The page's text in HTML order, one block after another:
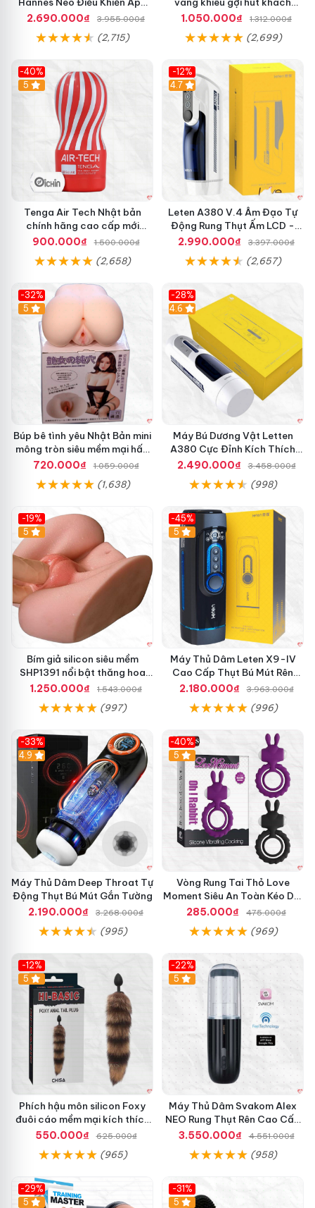
Kích Thích
2.690.000₫ 3.955.000₫
(2,715)
hàng nam
1.050.000₫ 1.312.000₫
(2,699)
-40%
Hot
5
Tenga Air Tech Nhật bản
chính hãng cao cấp mới
nguyên seal giá tốt
900.000₫ 1.500.000₫
(2,658)
-12%
Hot
4.7
Leten A380 V.4 Âm Đạo Tự
Động Rung Thụt Ấm LCD -
Cực Phê
2.990.000₫ 3.397.000₫
(2,657)
-32%
Hot
5
Búp bê tình yêu Nhật Bản mini
mông tròn siêu mềm mại hấp
dẫn
720.000₫ 1.059.000₫
(1,638)
-28%
Hot
4.6
Máy Bú Dương Vật Letten
A380 Cực Đỉnh Kích Thích
Mạnh Mẽ
2.490.000₫ 3.458.000₫
(998)
-19%
Hot
5
Bím giả silicon siêu mềm
SHP1391 nổi bật thăng hoa
hoàn hảo
1.250.000₫ 1.543.000₫
(997)
-45%
Hot
5
Máy Thủ Dâm Leten X9-IV
Cao Cấp Thụt Bú Mút Rên
Tỏa Nhiệt Sạc Pin
2.180.000₫ 3.963.000₫
(996)
-33%
Hot
4.9
Máy Thủ Dâm Deep Throat Tự
Động Thụt Bú Mút Gắn Tường
2.190.000₫
3.268.000₫
(995)
-40%
5
Vòng Rung Tai Thỏ Love
Moment Siêu An Toàn Kéo Dài
Thời Gian
285.000₫ 475.000₫
(969)
-12%
Hot
5
Phích hậu môn silicon Foxy
đuôi cáo mềm mại kích thích
cảm giác mới
550.000₫ 625.000₫
(965)
-22%
5
Máy Thủ Dâm Svakom Alex
NEO Rung Thụt Rên Cao Cấp
Điều Khiển App
3.550.000₫ 4.551.000₫
(958)
-29%
Hot
5
-31%
5